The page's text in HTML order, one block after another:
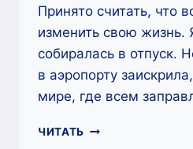
Принято считать, что
изменить свою жизнь.
собиралась в отпуск.
в аэропорту
мире, где всем
ЧИТАТЬ АКАДЕМИЯ